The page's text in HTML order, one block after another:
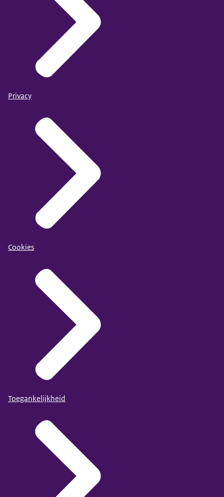
Privacy
Cookies
Toegankelijkheid